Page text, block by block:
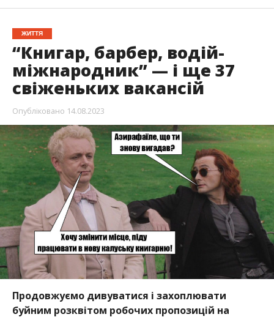
ЖИТТЯ
“Книгар, барбер, водій-
міжнародник” — і ще 37
свіженьких вакансій
Опубліковано 14.08.2023
Продовжуємо дивуватися і захоплювати
буйним розквітом робочих пропозицій на